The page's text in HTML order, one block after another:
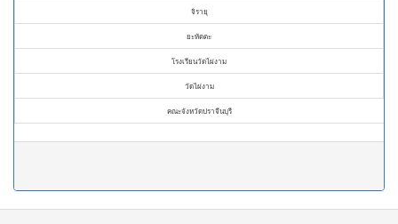
จิรายุ
ยะหัตตะ
โรงเรียนวัดไผ่งาม
วัดไผ่งาม
คณะจังหวัดปราจีนบุรี